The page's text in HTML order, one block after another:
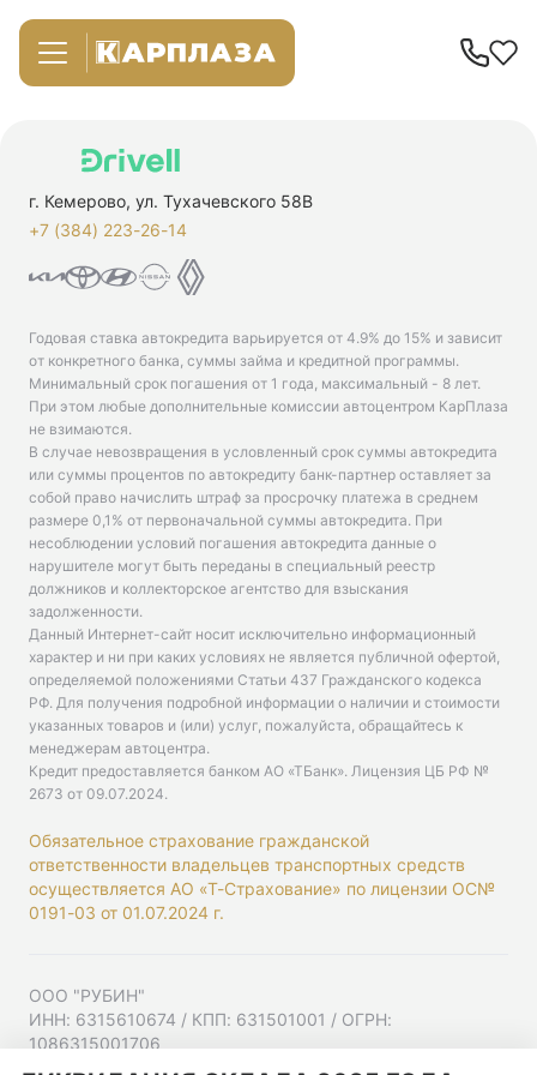
г. Кемерово, ул. Тухачевского 58В
+7 (384) 223-26-14‬
Годовая ставка автокредита варьируется от 4.9% до 15% и зависит
от конкретного банка, суммы займа и кредитной программы.
Минимальный срок погашения от 1 года, максимальный - 8 лет.
При этом любые дополнительные комиссии автоцентром КарПлаза
не взимаются.
В случае невозвращения в условленный срок суммы автокредита
или суммы процентов по автокредиту банк-партнер оставляет за
собой право начислить штраф за просрочку платежа в среднем
размере 0,1% от первоначальной суммы автокредита. При
несоблюдении условий погашения автокредита данные о
нарушителе могут быть переданы в специальный реестр
должников и коллекторское агентство для взыскания
задолженности.
Данный Интернет-сайт носит исключительно информационный
характер и ни при каких условиях не является публичной офертой,
определяемой положениями Статьи 437 Гражданского кодекса
РФ. Для получения подробной информации о наличии и стоимости
указанных товаров и (или) услуг, пожалуйста, обращайтесь к
менеджерам автоцентра.
Кредит предоставляется банком АО «ТБанк». Лицензия ЦБ РФ №
2673 от 09.07.2024.
Обязательное страхование гражданской
ответственности владельцев транспортных средств
осуществляется АО «Т-Страхование» по лицензии ОС№
0191-03 от 01.07.2024 г.
ООО "РУБИН"
ИНН: 6315610674 / КПП: 631501001 / ОГРН:
1086315001706